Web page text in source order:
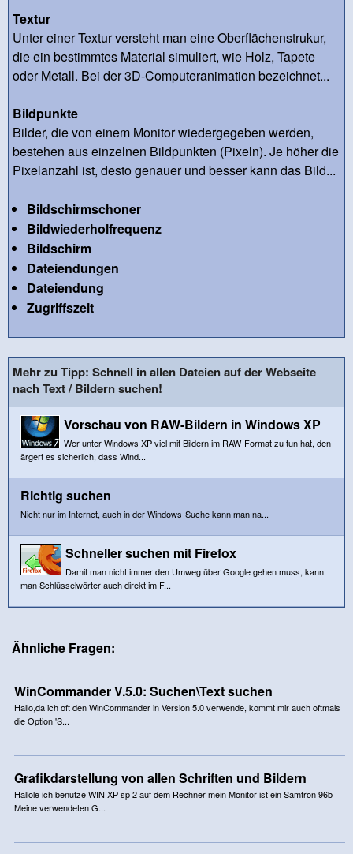
Textur
Unter einer Textur versteht man eine Oberflächenstrukur,
die ein bestimmtes Material simuliert, wie Holz, Tapete
oder Metall. Bei der 3D-Computeranimation bezeichnet...
Bildpunkte
Bilder, die von einem Monitor wiedergegeben werden,
bestehen aus einzelnen Bildpunkten (Pixeln). Je höher die
Pixelanzahl ist, desto genauer und besser kann das Bild...
Bildschirmschoner
Bildwiederholfrequenz
Bildschirm
Dateiendungen
Dateiendung
Zugriffszeit
Mehr zu Tipp: Schnell in allen Dateien auf der Webseite
nach Text / Bildern suchen!
Vorschau von RAW-Bildern in Windows XP
Wer unter Windows XP viel mit Bildern im RAW-Format zu tun hat, den
ärgert es sicherlich, dass Wind...
Richtig suchen
Nicht nur im Internet, auch in der Windows-Suche kann man na...
Schneller suchen mit Firefox
Damit man nicht immer den Umweg über Google gehen muss, kann
man Schlüsselwörter auch direkt im F...
Ähnliche Fragen:
WinCommander V.5.0: Suchen\Text suchen
Hallo,da ich oft den WinCommander in Version 5.0 verwende, kommt mir auch oftmals
die Option 'S...
Grafikdarstellung von allen Schriften und Bildern
Hallole ich benutze WIN XP sp 2 auf dem Rechner mein Monitor ist ein Samtron 96b
Meine verwendeten G...